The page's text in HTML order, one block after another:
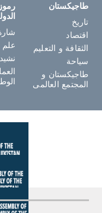
طاجيكستان
تاريخ
اقتصاد
الثقافة و التعليم
سياحة
طاجيكستان و
المجتمع العالمى
رموز
علم
نشيد